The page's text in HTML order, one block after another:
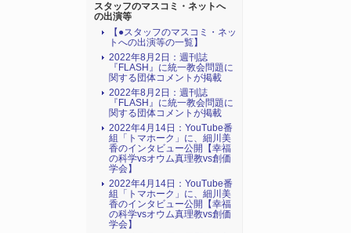
スタッフのマスコミ・ネットへ
の出演等
【●スタッフのマスコミ・ネッ
トへの出演等の一覧】
2022年8月2日：週刊誌
『FLASH』に統一教会問題に
関する団体コメントが掲載
2022年8月2日：週刊誌
『FLASH』に統一教会問題に
関する団体コメントが掲載
2022年4月14日：YouTube番
組「トマホーク」に、細川美
香のインタビュー公開【幸福
の科学vsオウム真理教vs創価
学会】
2022年4月14日：YouTube番
組「トマホーク」に、細川美
香のインタビュー公開【幸福
の科学vsオウム真理教vs創価
学会】